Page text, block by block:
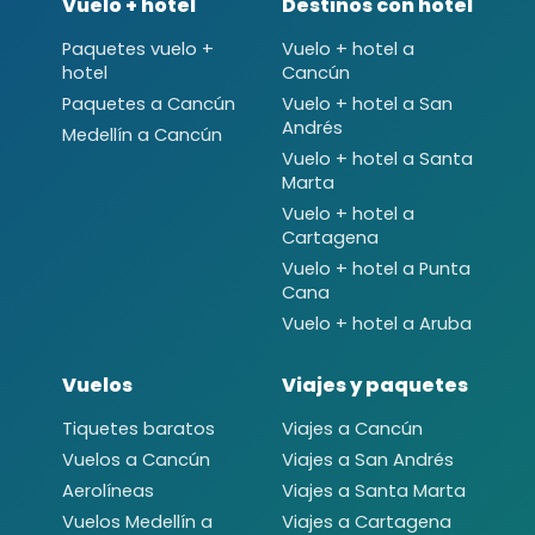
Vuelo + hotel
Paquetes vuelo +
hotel
Paquetes a Cancún
Medellín a Cancún
Destinos con hotel
Vuelo + hotel a
Cancún
Vuelo + hotel a San
Andrés
Vuelo + hotel a Santa
Marta
Vuelo + hotel a
Cartagena
Vuelo + hotel a Punta
Cana
Vuelo + hotel a Aruba
Vuelos
Tiquetes baratos
Vuelos a Cancún
Aerolíneas
Vuelos Medellín a
Viajes y paquetes
Viajes a Cancún
Viajes a San Andrés
Viajes a Santa Marta
Viajes a Cartagena